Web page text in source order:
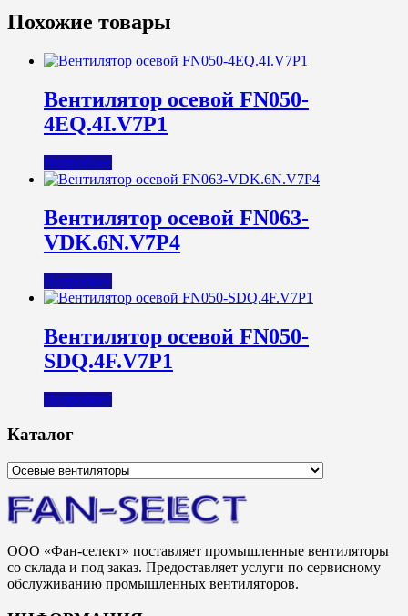
Похожие товары
Вентилятор осевой FN050-
4EQ.4I.V7P1
Подробнее
Вентилятор осевой FN063-
VDK.6N.V7P4
Подробнее
Вентилятор осевой FN050-
SDQ.4F.V7P1
Подробнее
Каталог
ООО «Фан-селект» поставляет промышленные вентиляторы
со склада и под заказ. Предоставляет услуги по сервисному
обслуживанию промышленных вентиляторов.